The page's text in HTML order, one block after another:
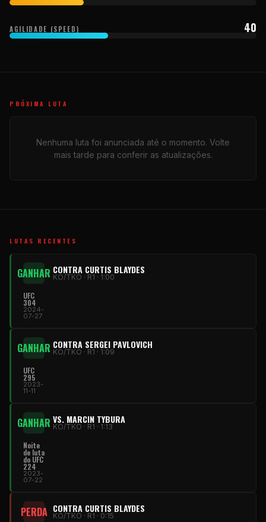
AGILIDADE (SPEED) 40
PRÓXIMA LUTA
Nenhuma luta foi anunciada até o momento. Volte
mais tarde para conferir as atualizações.
LUTAS RECENTES
GANHAR CONTRA CURTIS BLAYDES
KO/TKO · R1 · 1:00
UFC
304
2024-
07-27
GANHAR CONTRA SERGEI PAVLOVICH
KO/TKO · R1 · 1:09
UFC
295
2023-
11-11
GANHAR VS. MARCIN TYBURA
KO/TKO · R1 · 1:13
Noite
de luta
do UFC
224
2023-
07-22
PERDA CONTRA CURTIS BLAYDES
KO/TKO · R1 · 0:15